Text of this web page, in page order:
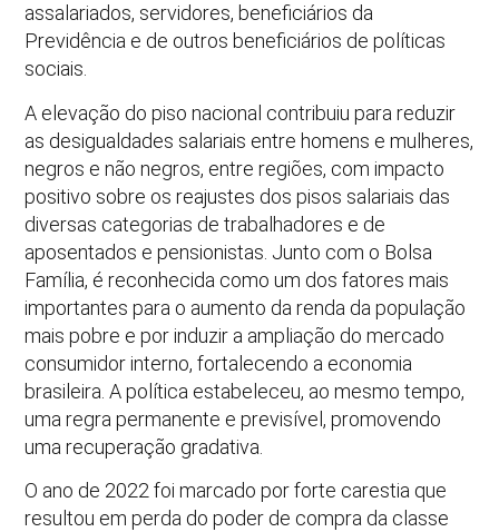
assalariados, servidores, beneficiários da
Previdência e de outros beneficiários de políticas
sociais.
A elevação do piso nacional contribuiu para reduzir
as desigualdades salariais entre homens e mulheres,
negros e não negros, entre regiões, com impacto
positivo sobre os reajustes dos pisos salariais das
diversas categorias de trabalhadores e de
aposentados e pensionistas. Junto com o Bolsa
Família, é reconhecida como um dos fatores mais
importantes para o aumento da renda da população
mais pobre e por induzir a ampliação do mercado
consumidor interno, fortalecendo a economia
brasileira. A política estabeleceu, ao mesmo tempo,
uma regra permanente e previsível, promovendo
uma recuperação gradativa.
O ano de 2022 foi marcado por forte carestia que
resultou em perda do poder de compra da classe